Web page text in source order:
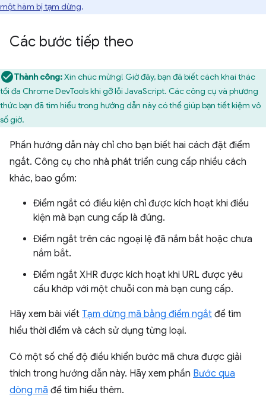
một hàm bị tạm dừng.
Các bước tiếp theo
Thành công:Xin chúc mừng! Giờ đây, bạn đã biết cách khai thác
tối đa Chrome DevTools khi gỡ lỗi JavaScript. Các công cụ và phương
thức bạn đã tìm hiểu trong hướng dẫn này có thể giúp bạn tiết kiệm vô
số giờ.
Phần hướng dẫn này chỉ cho bạn biết hai cách đặt điểm
ngắt. Công cụ cho nhà phát triển cung cấp nhiều cách
khác, bao gồm:
Điểm ngắt có điều kiện chỉ được kích hoạt khi điều
kiện mà bạn cung cấp là đúng.
Điểm ngắt trên các ngoại lệ đã nắm bắt hoặc chưa
nắm bắt.
Điểm ngắt XHR được kích hoạt khi URL được yêu
cầu khớp với một chuỗi con mà bạn cung cấp.
Hãy xem bài viết Tạm dừng mã bằng điểm ngắt để tìm
hiểu thời điểm và cách sử dụng từng loại.
Có một số chế độ điều khiển bước mã chưa được giải
thích trong hướng dẫn này. Hãy xem phần Bước qua
dòng mã để tìm hiểu thêm.